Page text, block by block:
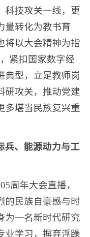
科技攻关一线，更
量转化为教书育
将以大会精神为指
紧扣国家数字经
典型，立足教师岗
研攻关，推动党建
多堪当民族复兴重
兵、能源动力与工
周年大会直播，
的民族自豪感与时
为一名新时代研究
业学习，摒弃浮躁